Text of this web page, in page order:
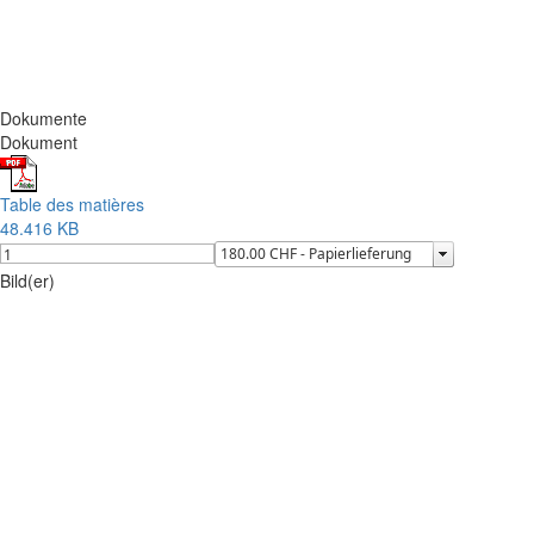
Dokumente
Dokument
Table des matières
48.416 KB
Bild(er)